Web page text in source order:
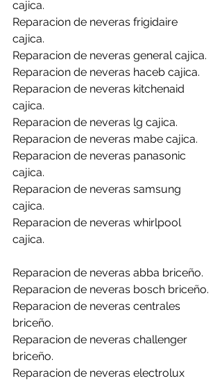
cajica.
Reparacion de neveras frigidaire
cajica.
Reparacion de neveras general cajica.
Reparacion de neveras haceb cajica.
Reparacion de neveras kitchenaid
cajica.
Reparacion de neveras lg cajica.
Reparacion de neveras mabe cajica.
Reparacion de neveras panasonic
cajica.
Reparacion de neveras samsung
cajica.
Reparacion de neveras whirlpool
cajica.
Reparacion de neveras abba briceño.
Reparacion de neveras bosch briceño.
Reparacion de neveras centrales
briceño.
Reparacion de neveras challenger
briceño.
Reparacion de neveras electrolux